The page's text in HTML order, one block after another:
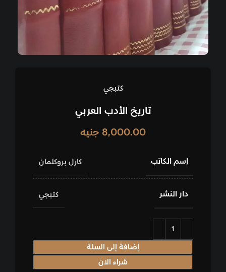
كتبجي
تاريخ الأدب العربي
8,000.00 جنيه
إسم الكاتب كارل بروكلمان
دار النشر كتبجي
إضافة إلى السلة
شراء الان